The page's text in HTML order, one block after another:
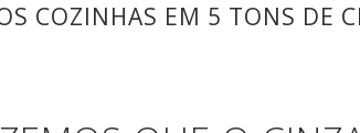
COZINHAS EM 5 TONS DE